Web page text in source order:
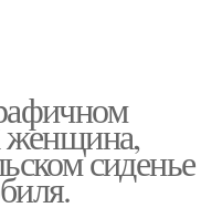
женщина,
сиденье